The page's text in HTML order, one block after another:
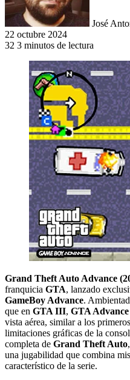
José
22 octubre 2024
32 3 minutos de lectura
Grand Theft Auto Advance
franquicia GTA, lanzado
GameBoy Advance.
que en GTA III, GTA Advance
vista aérea, similar a los
limitaciones gráficas de la
completa de Grand Theft Auto
una jugabilidad que combina
característico de la serie.